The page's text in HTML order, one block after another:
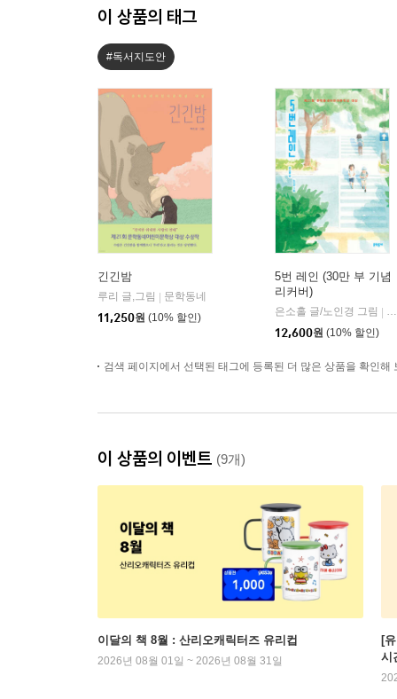
이 상품의 태그
#독서지도안
긴긴밤
루리 글,그림
문학동네
11,250원 (10% 할인)
5번 레인 (30만 부 기념
리커버)
은소홀 글/노인경 그림
12,600원 (10% 할인)
검색 페이지에서 선택된 태그에 등록된 더 많은 상품을 확인해
이 상품의 이벤트 (9개)
이달의 책 8월 : 산리오캐릭터즈 유리컵
2026년 08월 01일 ~ 2026년 08월 31일
[
시